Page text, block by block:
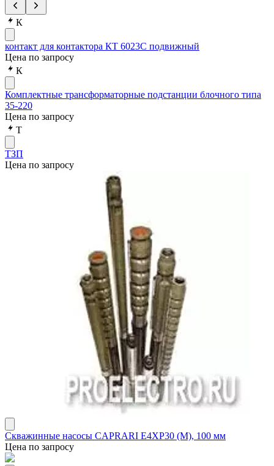
К
контакт для контактора КТ 6023С подвижный
Цена по запросу
К
Комплектные трансформаторные подстанции блочного типа
35-220
Цена по запросу
Т
ТЗП
Цена по запросу
Скважинные насосы CAPRARI E4XР30 (М), 100 мм
Цена по запросу